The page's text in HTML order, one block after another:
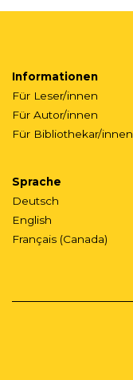
Informationen
Für Leser/innen
Für Autor/innen
Für Bibliothekar/innen
Sprache
Deutsch
English
Français (Canada)